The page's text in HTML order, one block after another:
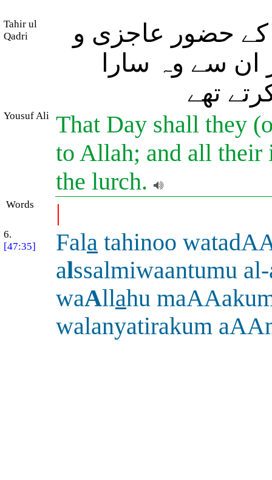
Tahir ul
Qadri
حضور عاجزی و
ان سے وہ سارا
تھے
Yousuf Ali That Day shall they
to Allah; and all their
the lurch.
Words |
6.
[47:35]
Fala tahinoo
alssalmiwaantumu
waAllahu
walanyatirakum